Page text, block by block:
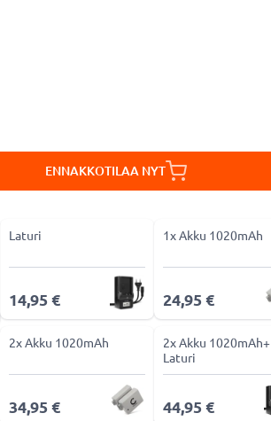
ENNAKKOTILAA NYT
Laturi
14,95 €
1x Akku 1020mAh
24,95 €
2x Akku 1020mAh
34,95 €
2x Akku 1020mAh+
Laturi
44,95 €